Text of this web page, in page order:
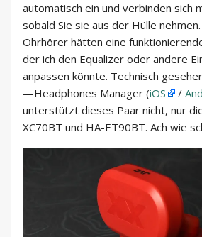
automatisch ein und verbinden sich
sobald Sie sie aus der Hülle
Ohrhörer hätten eine
der ich den Equalizer oder andere
anpassen könnte. Technisch
—Headphones Manager (iOS /
unterstützt dieses Paar nicht, nur
XC70BT und HA-ET90BT. Ach wie